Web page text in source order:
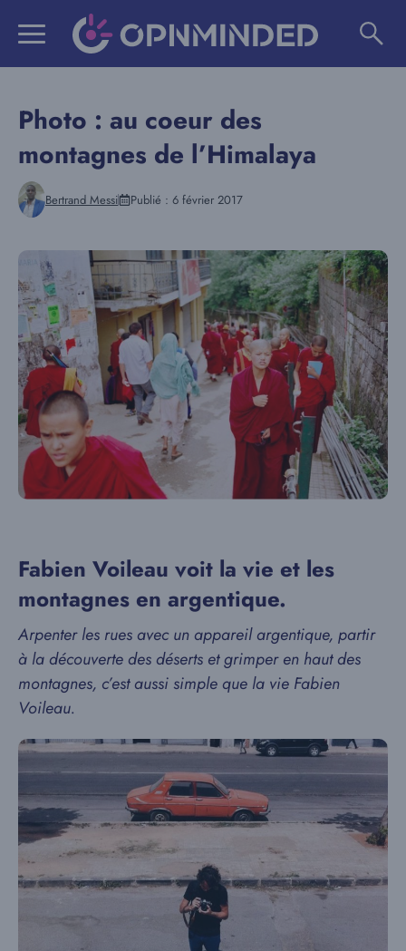
Photo : au coeur des
montagnes de l’Himalaya
Bertrand Messi Publié : 6 février 2017
Fabien Voileau voit la vie et les
montagnes en argentique.
Arpenter les rues avec un appareil argentique, partir
à la découverte des déserts et grimper en haut des
montagnes, c’est aussi simple que la vie Fabien
Voileau.